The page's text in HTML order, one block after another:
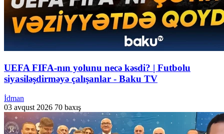
UEFA FIFA-nın yolunu necə kəsdi? | Futbolu
siyasiləşdirməyə çalışanlar - Baku TV
İdman
03 avqust 2026 70 baxış